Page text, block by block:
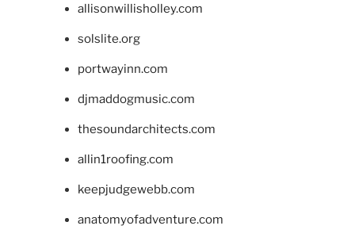
allisonwillisholley.com
solslite.org
portwayinn.com
djmaddogmusic.com
thesoundarchitects.com
allin1roofing.com
keepjudgewebb.com
anatomyofadventure.com